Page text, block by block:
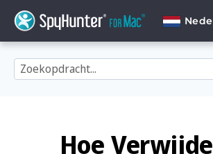
content
Hoe